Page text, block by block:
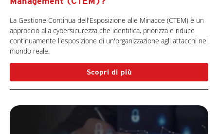
La Gestione Continua dell'Esposizione alle Minacce (CTEM) è un
approccio alla cybersicurezza che identifica, priorizza e riduce
continuamente l'esposizione di un'organizzazione agli attacchi nel
mondo reale.
Scopri di più